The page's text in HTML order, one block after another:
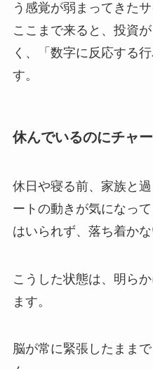
う感覚が弱まってきたサ
ここまで来ると、投資
く、「数字に反応する
す。
休んでいるのにチャ
休日や寝る前、家族と
ートの動きが気になって
はいられず、落ち着かな
こうした状態は、明ら
ます。
脳が常に緊張したまま